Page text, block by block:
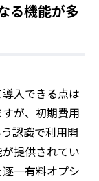
る機能が多
入できる点は
が、初期費用
認識で利用開
提供されてい
一有料オプシ